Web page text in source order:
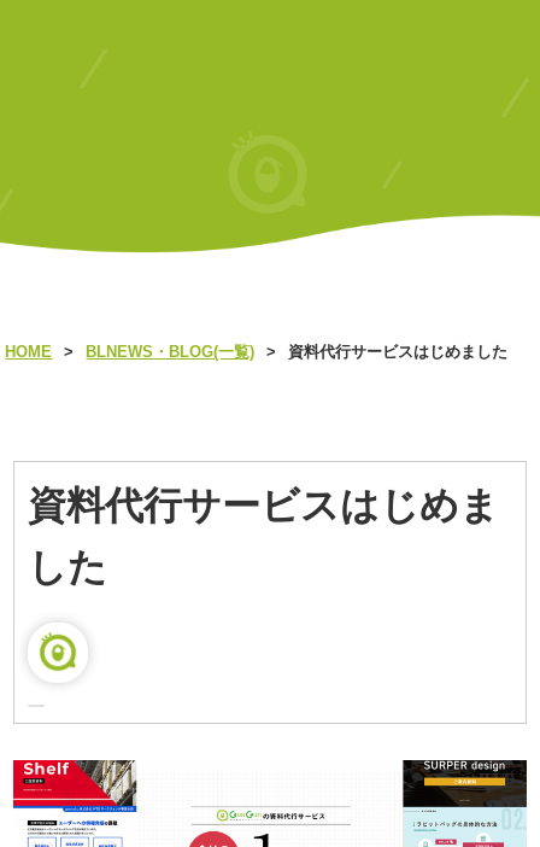
HOME > BLNEWS・BLOG(一覧) > 資料代行サービスはじめました
資料代行サービスはじめま
した